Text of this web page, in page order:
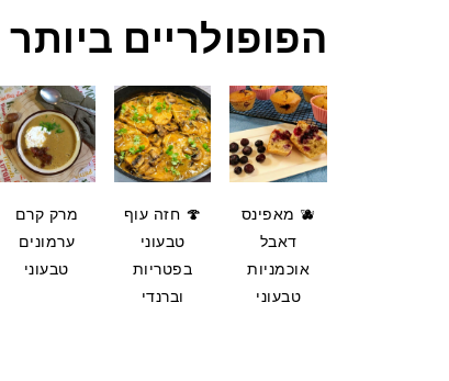
הפופולריים ביותר
🫐 מאפינס
דאבל
אוכמניות
טבעוני
🍄 חזה עוף
טבעוני
בפטריות
וברנדי
מרק קרם
ערמונים
טבעוני